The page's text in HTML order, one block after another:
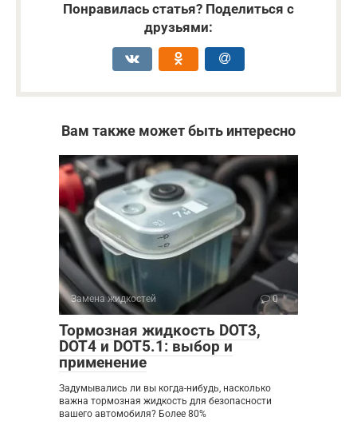
Понравилась статья? Поделиться с
друзьями:
Вам также может быть интересно
Замена жидкостей 0
Тормозная жидкость DOT3,
DOT4 и DOT5.1: выбор и
применение
Задумывались ли вы когда-нибудь, насколько
важна тормозная жидкость для безопасности
вашего автомобиля? Более 80%